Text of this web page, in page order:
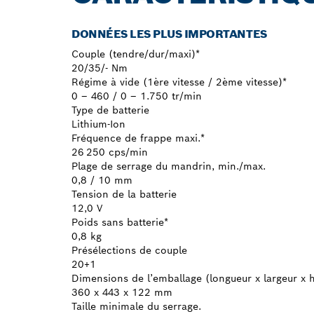
DONNÉES LES PLUS IMPORTANTES
Couple (tendre/dur/maxi)*
20/35/- Nm
Régime à vide (1ère vitesse / 2ème vitesse)*
0 – 460 / 0 – 1.750 tr/min
Type de batterie
Lithium-Ion
Fréquence de frappe maxi.*
26 250 cps/min
Plage de serrage du mandrin, min./max.
0,8 / 10 mm
Tension de la batterie
12,0 V
Poids sans batterie*
0,8 kg
Présélections de couple
20+1
Dimensions de l’emballage (longueur x largeur x
360 x 443 x 122 mm
Taille minimale du serrage.